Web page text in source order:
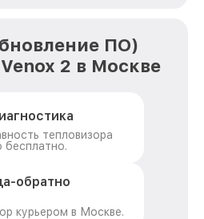
ПО)
2 в Москве
тепловизора
бесплатно.
обратно
курьером в Москве.